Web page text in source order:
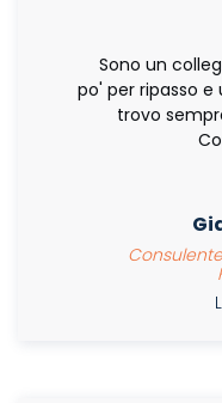
Sono un
po' per ripasso e
trovo